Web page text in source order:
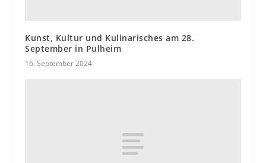
Kunst, Kultur und Kulinarisches am 28.
September in Pulheim
16. September 2024